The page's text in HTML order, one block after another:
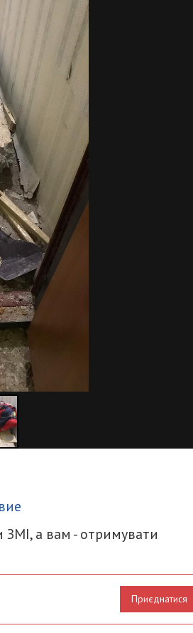
а вам - отримувати
Приєднатися